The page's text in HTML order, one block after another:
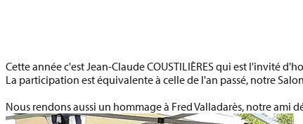
Cette année c'estJean-Claude COUSTILIÈRESqui est l'invité
La participation est équivalente à celle de l'an passé, notre
Nous rendons aussi un hommage à Fred Valladarès, notre ami